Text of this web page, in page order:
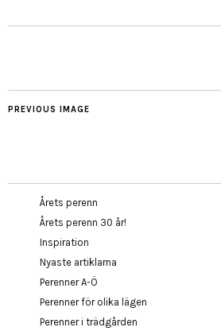
PREVIOUS IMAGE
Årets perenn
Årets perenn 30 år!
Inspiration
Nyaste artiklarna
Perenner A-Ö
Perenner för olika lägen
Perenner i trädgården